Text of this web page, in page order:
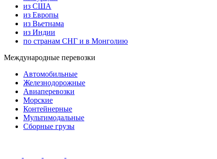
из США
из Европы
из Вьетнама
из Индии
по странам СНГ и в Монголию
Международные перевозки
Автомобильные
Железнодорожные
Авиаперевозки
Морские
Контейнерные
Мультимодальные
Сборные грузы